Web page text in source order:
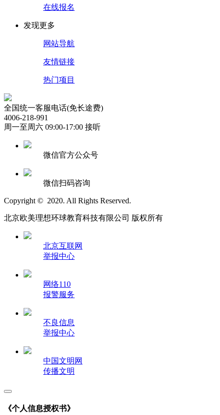
在线报名
发现更多
网站导航
友情链接
热门项目
全国统一客服电话(免长途费)
4006-218-991
周一至周六 09:00-17:00 接听
微信官方公众号
微信扫码咨询
Copyright © 2020. All Rights Reserved.
北京欧美理想环球教育科技有限公司 版权所有
北京互联网
举报中心
网络110
报警服务
不良信息
举报中心
中国文明网
传播文明
《个人信息授权书》